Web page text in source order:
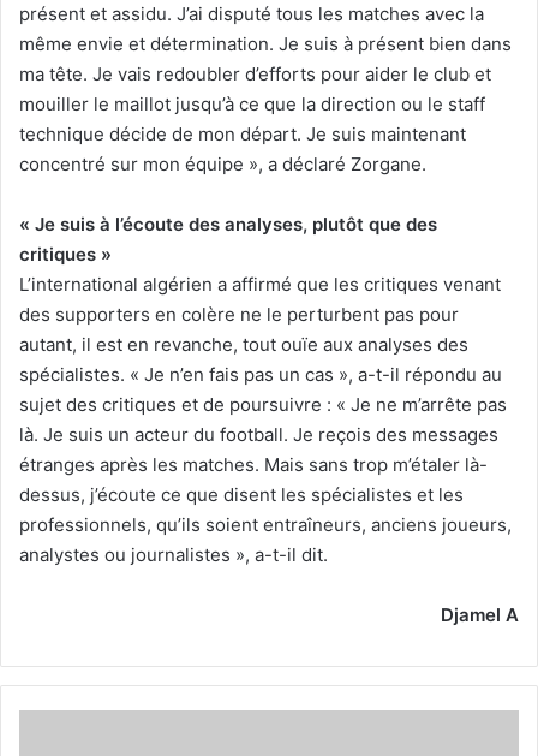
présent et assidu. J’ai disputé tous les matches avec la
même envie et détermination. Je suis à présent bien dans
ma tête. Je vais redoubler d’efforts pour aider le club et
mouiller le maillot jusqu’à ce que la direction ou le staff
technique décide de mon départ. Je suis maintenant
concentré sur mon équipe », a déclaré Zorgane.
« Je suis à l’écoute des analyses, plutôt que des
critiques »
L’international algérien a affirmé que les critiques venant
des supporters en colère ne le perturbent pas pour
autant, il est en revanche, tout ouïe aux analyses des
spécialistes. « Je n’en fais pas un cas », a-t-il répondu au
sujet des critiques et de poursuivre : « Je ne m’arrête pas
là. Je suis un acteur du football. Je reçois des messages
étranges après les matches. Mais sans trop m’étaler là-
dessus, j’écoute ce que disent les spécialistes et les
professionnels, qu’ils soient entraîneurs, anciens joueurs,
analystes ou journalistes », a-t-il dit.
Djamel A